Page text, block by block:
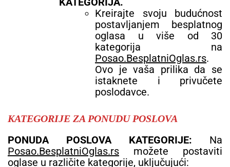
Kreirajte svoju budućnost
postavljanjem besplatnog
oglasa u više od 30
kategorija na
Posao.BesplatniOglas.rs.
Ovo je vaša prilika da se
istaknete i privučete
poslodavce.
KATEGORIJE ZA PONUDU POSLOVA
PONUDA POSLOVA KATEGORIJE: Na
Posao.BesplatniOglas.rs možete postaviti
oglase u različite kategorije, uključujući: